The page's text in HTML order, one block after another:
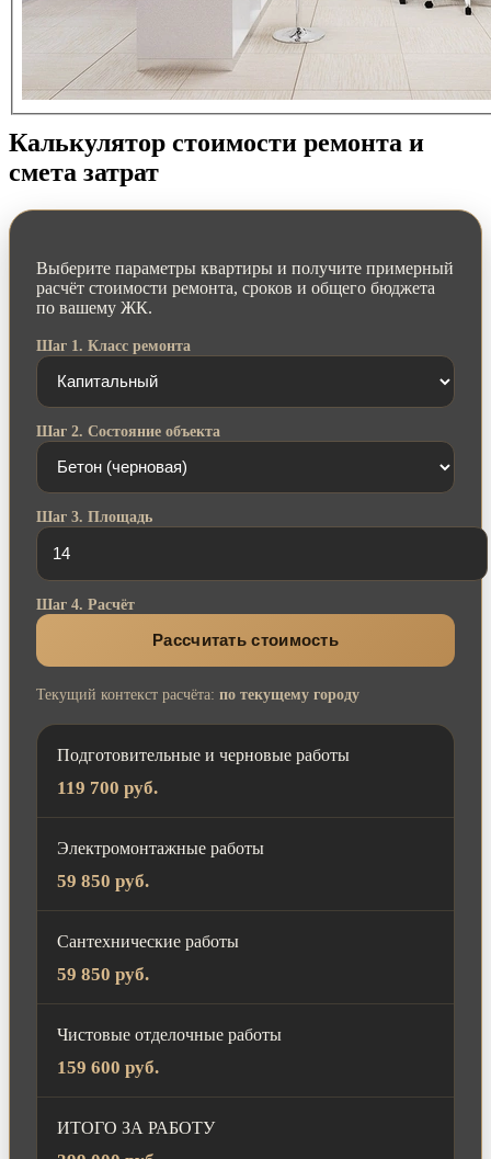
Калькулятор стоимости ремонта и
смета затрат
Выберите параметры квартиры и получите примерный
расчёт стоимости ремонта, сроков и общего бюджета
по вашему ЖК.
Шаг 1. Класс ремонта
Шаг 2. Состояние объекта
Шаг 3. Площадь
Шаг 4. Расчёт
Рассчитать стоимость
Текущий контекст расчёта: по текущему городу
Подготовительные и черновые работы
119 700 руб.
Электромонтажные работы
59 850 руб.
Сантехнические работы
59 850 руб.
Чистовые отделочные работы
159 600 руб.
ИТОГО ЗА РАБОТУ